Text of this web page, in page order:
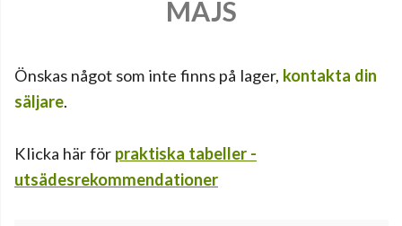
MAJS
Önskas något som inte finns på lager, kontakta din
säljare.
Klicka här för praktiska tabeller -
utsädesrekommendationer